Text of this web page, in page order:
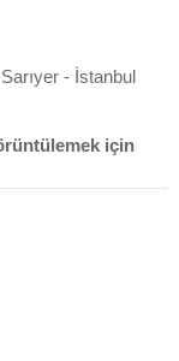
- İstanbul
için